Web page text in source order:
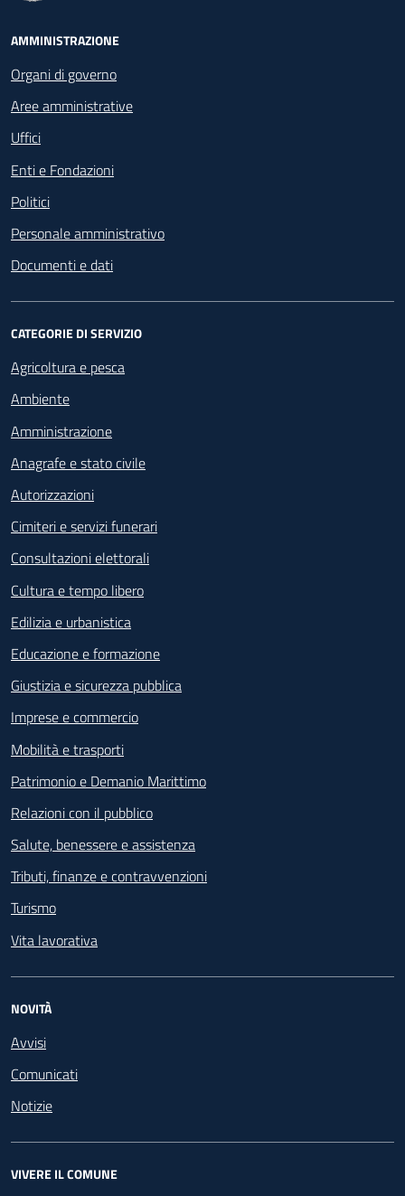
Footer - Navigazione
AMMINISTRAZIONE
Organi di governo
Aree amministrative
Uffici
Enti e Fondazioni
Politici
Personale amministrativo
Documenti e dati
CATEGORIE DI SERVIZIO
Agricoltura e pesca
Ambiente
Amministrazione
Anagrafe e stato civile
Autorizzazioni
Cimiteri e servizi funerari
Consultazioni elettorali
Cultura e tempo libero
Edilizia e urbanistica
Educazione e formazione
Giustizia e sicurezza pubblica
Imprese e commercio
Mobilità e trasporti
Patrimonio e Demanio Marittimo
Relazioni con il pubblico
Salute, benessere e assistenza
Tributi, finanze e contravvenzioni
Turismo
Vita lavorativa
NOVITÀ
Avvisi
Comunicati
Notizie
VIVERE IL COMUNE